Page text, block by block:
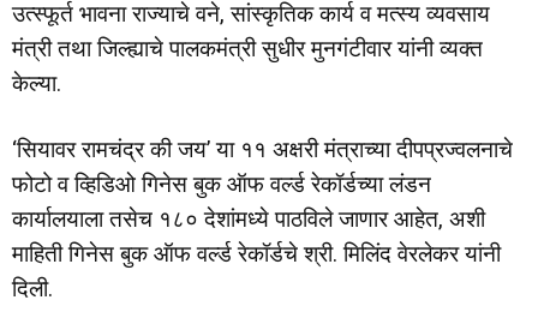
उत्स्फूर्त भावना राज्याचे वने, सांस्कृतिक कार्य व मत्स्य व्यवसाय
मंत्री तथा जिल्ह्याचे पालकमंत्री सुधीर मुनगंटीवार यांनी व्यक्त
केल्या.
‘सियावर रामचंद्र की जय’ या ११ अक्षरी मंत्राच्या दीपप्रज्वलनाचे
फोटो व व्हिडिओ गिनेस बुक ऑफ वर्ल्ड रेकॉर्डच्या लंडन
कार्यालयाला तसेच १८० देशांमध्ये पाठविले जाणार आहेत, अशी
माहिती गिनेस बुक ऑफ वर्ल्ड रेकॉर्डचे श्री. मिलिंद वेरलेकर यांनी
दिली.